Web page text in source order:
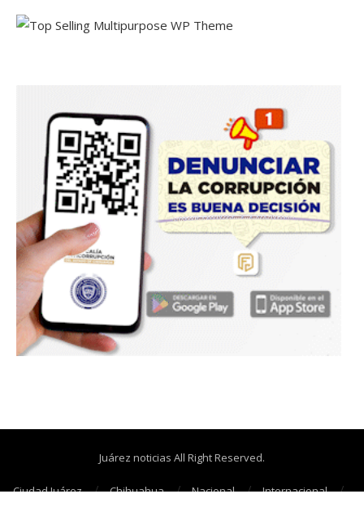
Juárez noticias All Right Reserved.
Ciudad Juárez Chihuahua Nacional
Internacional